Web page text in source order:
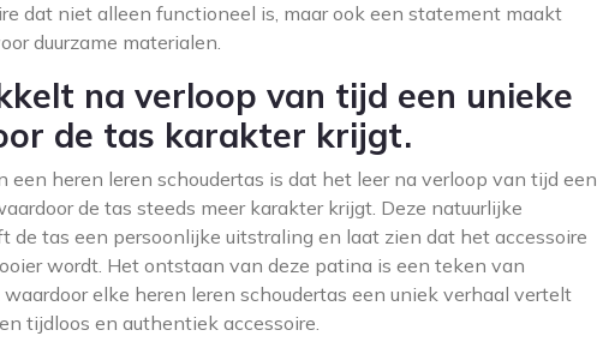
dat niet alleen functioneel is, maar ook een statement maakt
duurzame materialen.
na verloop van tijd een unieke
de tas karakter krijgt.
een heren leren schoudertas is dat het leer na verloop van tijd een
de tas steeds meer karakter krijgt. Deze natuurlijke
de tas een persoonlijke uitstraling en laat zien dat het accessoire
wordt. Het ontstaan van deze patina is een teken van
elke heren leren schoudertas een uniek verhaal vertelt
tijdloos en authentiek accessoire.